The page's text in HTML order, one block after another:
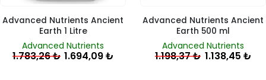
Advanced Nutrients Ancient
Earth 1 Litre
Advanced Nutrients
1.783,26₺ 1.694,09₺
Advanced Nutrients Ancient
Earth 500 ml
Advanced Nutrients
1.198,37₺ 1.138,45 ₺